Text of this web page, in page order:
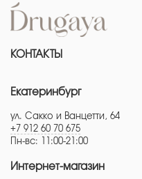
КОНТАКТЫ
Екатеринбург
ул. Сакко и Ванцетти, 64
+7 912 60 70 675
Пн-вс: 11:00-21:00
Интернет-магазин